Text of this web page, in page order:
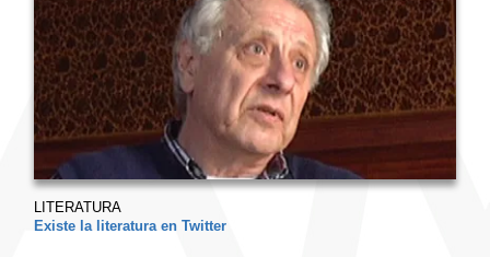
LITERATURA
Existe la literatura en Twitter